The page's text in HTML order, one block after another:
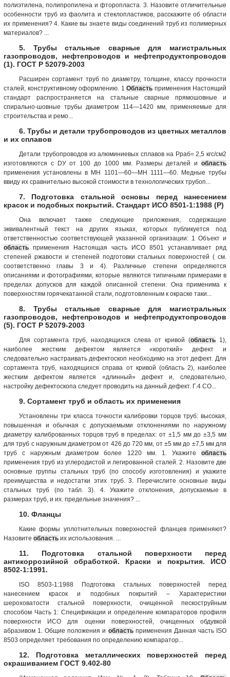
полиэтилена, полипропилена и фторопласта. 3. Назовите отличительные
особенности труб из фаолита и стеклопластиков, расскажите об области
их применения? 4. Какие вы знаете виды соединений труб из полимерных
материалов? ...
5. Трубы стальные сварные для магистральных
газопроводов, нефтепроводов и нефтепродуктопроводов
(1). ГОСТ Р 52079-2003
Расширен сортамент труб по диаметру, толщине, классу прочности
сталей, конструктивному оформлению. 1 Область применения Настоящий
стандарт распространяется на стальные сварные прямошовные и
спирально-шовные трубы диаметром 114—1420 мм, применяемые для
строительства и ремо...
6. Трубы и детали трубопроводов из цветных металлов
и их сплавов
Детали трубопроводов из алюминиевых сплавов на Рраб= 2,5 кгс/см2
изготовляются с DУ от 100 до 1000 мм. Размеры деталей и область
применения установлены в МН 1101—60—МН 1111—60. Медные трубы
ввиду их сравнительно высокой стоимости в технологических трубоп...
7. Подготовка стальной основы перед нанесением
красок и подобных покрытий. Стандарт ИСО 8501-1:1988 (Р)
Она включает также следующие приложения, содержащие
эквивалентный текст на других языках, которых публикуется под
ответственностью соответствующей указанной организации: 1 Объект и
область применения Настоящая часть ИСО 8501 устанавливает ряд
степеней ржавости и степеней подготовки стальных поверхностей ( см.
соответственно главы 3 и 4). Различные степени определяются
описаниями и фотографиями, которые являются типичными примерами в
пределах допусков для каждой описанной степени. Она применима к
поверхностям горячекатанной стали, подготовленным к окраске таки...
8. Трубы стальные сварные для магистральных
газопроводов, нефтепроводов и нефтепродуктопроводов
(5). ГОСТ Р 52079-2003
Для сортамента труб, находящихся слева от кривой (область 1),
наиболее жестким дефектом является «короткий» дефект и
следовательно настраивать дефектоскоп необходимо на этот дефект. Для
сортамента труб, находящихся справа от кривой (область 2), наиболее
жестким дефектом является «длинный» дефект и, следовательно,
настройку дефектоскопа следует проводить на данный дефект. Г.4 СО...
9. Сортамент труб и область их применения
Установлены три класса точности калибровки торцов труб: высокая,
повышенная и обычная с допускаемыми отклонениями по наружному
диаметру калиброванных торцов труб в пределах: от ±1,5 мм до ±3,5 мм
для труб с наружным диаметром от 426 до 720 мм, от ±5 мм до ±7,5 мм для
труб с наружным диаметром более 1220 мм. 1. Укажите область
применения труб из углеродистой и легированной сталей. 2. Назовите две
основные группы стальных труб (по способу изготовления) и укажите
преимущества и недостатки этих труб. 3. Перечислите основные виды
стальных труб (по табл. 3). 4. Укажите отклонения, допускаемые в
размерах труб, и их. предельные значения? ...
10. Фланцы
Какие формы уплотнительных поверхностей фланцев применяют?
Назовите область их использования. ...
11. Подготовка стальной поверхности перед
антикоррозийной обработкой. Краски и покрытия. ИСО
8502-1:1991.
ISO 8503-1:1988 Подготовка стальных поверхностей перед
нанесением красок и подобных покрытий – Характеристики
шероховатости стальной поверхности, очищенной пескоструйным
способом Часть 1: Спецификации и определение компараторов профиля
поверхности ИСО для оценки поверхностей, очищенных обдувкой
абразивом 1. Общие положения и областьприменения Данная часть ISO
8503 определяет требования по определению компаратор...
12. Подготовка металлических поверхностей перед
окрашиванием ГОСТ 9.402-80